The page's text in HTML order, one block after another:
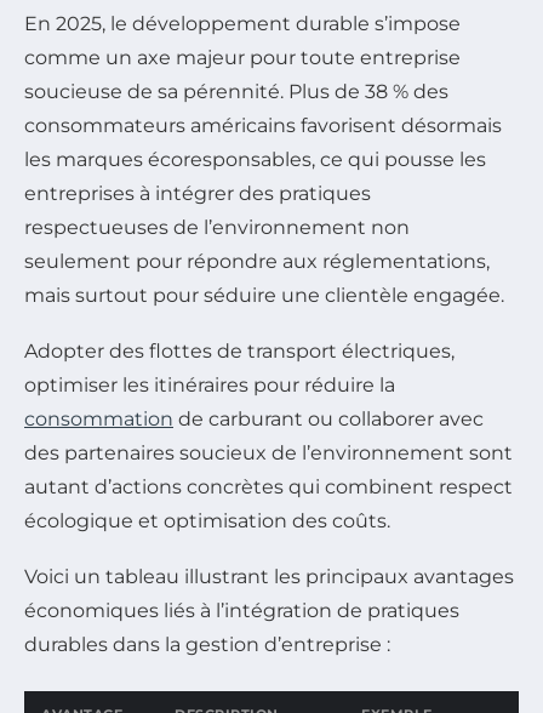
En 2025, le développement durable s’impose
comme un axe majeur pour toute entreprise
soucieuse de sa pérennité. Plus de 38 % des
consommateurs américains favorisent désormais
les marques écoresponsables, ce qui pousse les
entreprises à intégrer des pratiques
respectueuses de l’environnement non
seulement pour répondre aux réglementations,
mais surtout pour séduire une clientèle engagée.
Adopter des flottes de transport électriques,
optimiser les itinéraires pour réduire la
consommation de carburant ou collaborer avec
des partenaires soucieux de l’environnement sont
autant d’actions concrètes qui combinent respect
écologique et optimisation des coûts.
Voici un tableau illustrant les principaux avantages
économiques liés à l’intégration de pratiques
durables dans la gestion d’entreprise :